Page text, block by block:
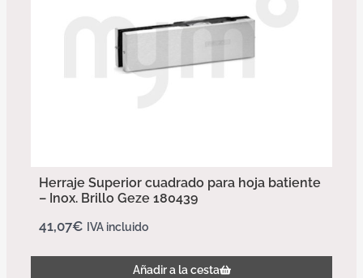
Herraje Superior cuadrado para hoja batiente
– Inox. Brillo Geze 180439
41,07€ IVA incluido
Añadir a la cesta